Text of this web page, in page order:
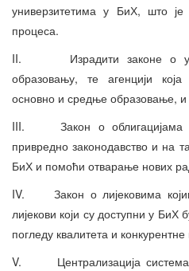
универзитетима у БиХ, што
процеса.
II. Израдити законе о
образовању, те агенцији
основно и средње образовање,
III. Закон о облигацијама
привредно законодавство и на
БиХ и помоћи отварање нових
IV. Закон о лијековима
лијекови који су доступни у
погледу квалитета и конкурентне
V. Централизација система